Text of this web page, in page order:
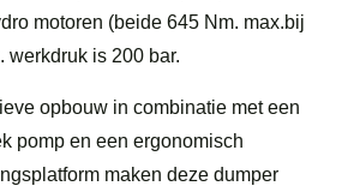
motoren (beide 645 Nm. max.bij
werkdruk is 200 bar.
opbouw in combinatie met een
pomp en een ergonomisch
maken deze dumper